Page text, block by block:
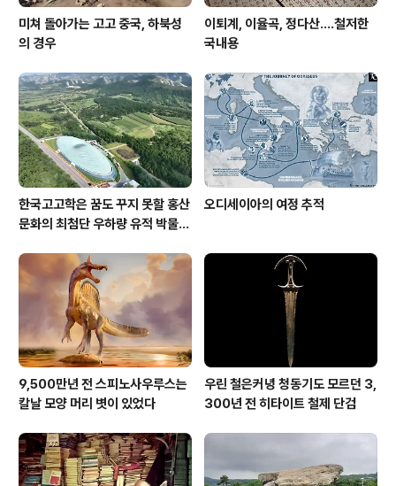
미쳐 돌아가는 고고 중국, 하북성
의 경우
이퇴계, 이율곡, 정다산....철저한
국내용
한국고고학은 꿈도 꾸지 못할 홍산
문화의 최첨단 우하량 유적 박물관
오디세이아의 여정 추적
9,500만년 전 스피노사우루스는
칼날 모양 머리 볏이 있었다
우린 철은커녕 청동기도 모르던 3,
300년 전 히타이트 철제 단검